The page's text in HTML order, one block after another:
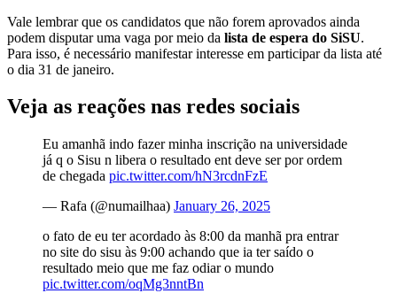
Vale lembrar que os candidatos que não forem aprovados ainda
podem disputar uma vaga por meio da lista de espera do SiSU.
Para isso, é necessário manifestar interesse em participar da lista até
o dia 31 de janeiro.
Veja as reações nas redes sociais
Eu amanhã indo fazer minha inscrição na universidade
já q o Sisu n libera o resultado ent deve ser por ordem
de chegada pic.twitter.com/hN3rcdnFzE
— Rafa (@numailhaa) January 26, 2025
o fato de eu ter acordado às 8:00 da manhã pra entrar
no site do sisu às 9:00 achando que ia ter saído o
resultado meio que me faz odiar o mundo
pic.twitter.com/oqMg3nntBn